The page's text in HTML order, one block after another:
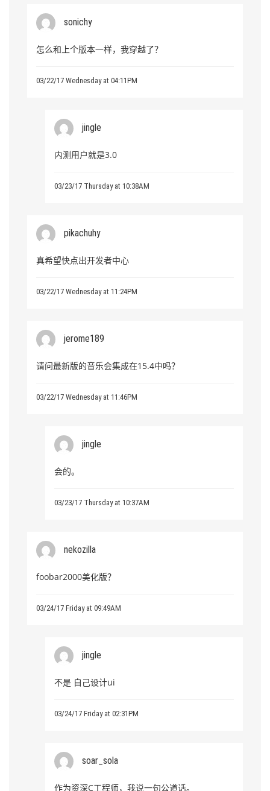
sonichy
怎么和上个版本一样，我穿越了？
03/22/17 Wednesday at 04:11PM
jingle
内测用户就是3.0
03/23/17 Thursday at 10:38AM
pikachuhy
真希望快点出开发者中心
03/22/17 Wednesday at 11:24PM
jerome189
请问最新版的音乐会集成在15.4中吗？
03/22/17 Wednesday at 11:46PM
jingle
会的。
03/23/17 Thursday at 10:37AM
nekozilla
foobar2000美化版？
03/24/17 Friday at 09:49AM
jingle
不是 自己设计ui
03/24/17 Friday at 02:31PM
soar_sola
作为资深C工程师，我说一句公道话。